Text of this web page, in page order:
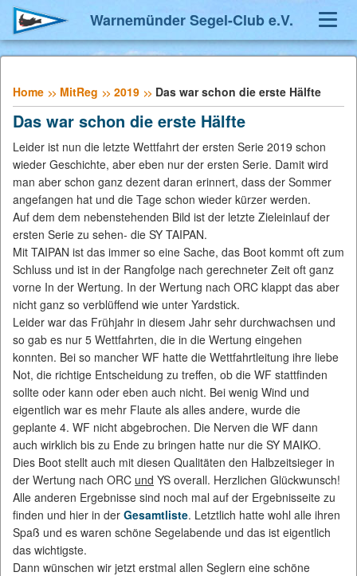
Warnemünder Segel-Club e.V.
Home MitReg 2019 Das war schon die erste Hälfte
Das war schon die erste Hälfte
Leider ist nun die letzte Wettfahrt der ersten Serie 2019 schon
wieder Geschichte, aber eben nur der ersten Serie. Damit wird
man aber schon ganz dezent daran erinnert, dass der Sommer
angefangen hat und die Tage schon wieder kürzer werden.
Auf dem dem nebenstehenden Bild ist der letzte Zieleinlauf der
ersten Serie zu sehen- die SY TAIPAN.
Mit TAIPAN ist das immer so eine Sache, das Boot kommt oft zum
Schluss und ist in der Rangfolge nach gerechneter Zeit oft ganz
vorne In der Wertung. In der Wertung nach ORC klappt das aber
nicht ganz so verblüffend wie unter Yardstick.
Leider war das Frühjahr in diesem Jahr sehr durchwachsen und
so gab es nur 5 Wettfahrten, die in die Wertung eingehen
konnten. Bei so mancher WF hatte die Wettfahrtleitung ihre liebe
Not, die richtige Entscheidung zu treffen, ob die WF stattfinden
sollte oder kann oder eben auch nicht. Bei wenig Wind und
eigentlich war es mehr Flaute als alles andere, wurde die
geplante 4. WF nicht abgebrochen. Die Nerven die WF dann
auch wirklich bis zu Ende zu bringen hatte nur die SY MAIKO.
Dies Boot stellt auch mit diesen Qualitäten den Halbzeitsieger in
der Wertung nach ORC und YS overall. Herzlichen Glückwunsch!
Alle anderen Ergebnisse sind noch mal auf der Ergebnisseite zu
finden und hier in der Gesamtliste. Letztlich hatte wohl alle ihren
Spaß und es waren schöne Segelabende und das ist eigentlich
das wichtigste.
Dann wünschen wir jetzt erstmal allen Seglern eine schöne